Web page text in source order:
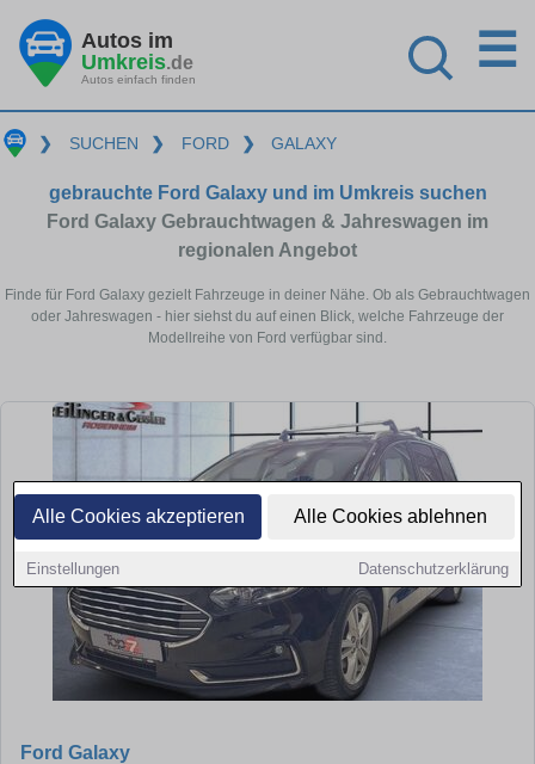
Alle Cookies akzeptieren Alle Cookies ablehnen
Einstellungen Datenschutzerklärung
Autos im
Umkreis.de
Autos einfach finden
☰
❯ SUCHEN ❯ FORD ❯ GALAXY
gebrauchte Ford Galaxy und im Umkreis suchen
Ford Galaxy Gebrauchtwagen & Jahreswagen im
regionalen Angebot
Finde für Ford Galaxy gezielt Fahrzeuge in deiner Nähe. Ob als Gebrauchtwagen
oder Jahreswagen - hier siehst du auf einen Blick, welche Fahrzeuge der
Modellreihe von Ford verfügbar sind.
Ford Galaxy